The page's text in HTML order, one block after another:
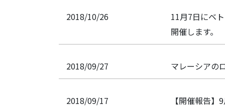
2018/10/26
11月7日にベ
開催します。
2018/09/27 マレーシアの
2018/09/17 【開催報告